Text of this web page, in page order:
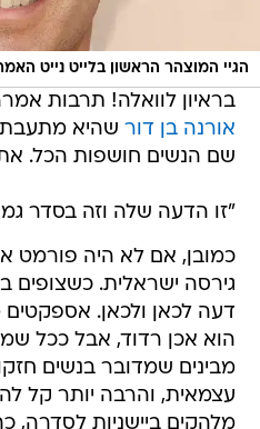
הגיי המוצהר הראשון בלייט נייט
בראיון לוואלה! תרבות
אורנה בן דור שהיא
שם הנשים חושפות הכל.
"זו הדעה שלה וזה בסדר
כמובן, אם לא היה פורמט
גירסה ישראלית. כשצופים
דעה לכאן ולכאן. אספקטים
הוא אכן רדוד, אבל ככל
מבינים שמדובר בנשים
עצמאית, והרבה יותר קל
מלהקים ביישניות לסדרה,